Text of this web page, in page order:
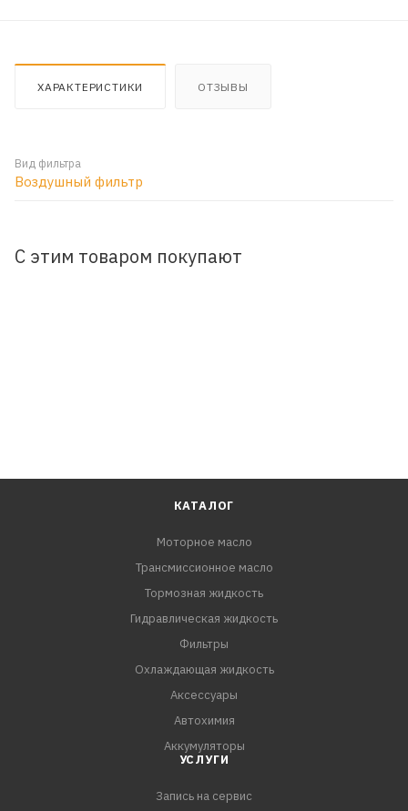
ХАРАКТЕРИСТИКИ ОТЗЫВЫ
Вид фильтра
Воздушный фильтр
С этим товаром покупают
КАТАЛОГ
Моторное масло
Трансмиссионное масло
Тормозная жидкость
Гидравлическая жидкость
Фильтры
Охлаждающая жидкость
Аксессуары
Автохимия
Аккумуляторы
УСЛУГИ
Запись на сервис